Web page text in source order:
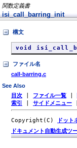
関数定義書
isi_call_barring_init
構文
void
ファイル名
call-barring.c
See Also
目次 ファイル一覧
索引
サイドメニュー
Copyright(C) ドッ
ドキュメント自動生成